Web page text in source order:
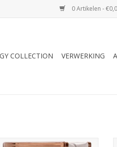
0 Artikelen -
COLLECTION VERWERKING
190x190x80 Wave Rosa